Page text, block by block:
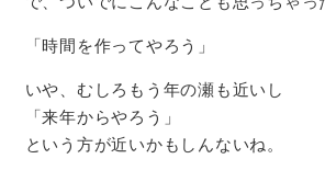
「時間を作ってやろう」
いや、むしろもう年の瀬も近いし
「来年からやろう」
という方が近いかもしんないね。